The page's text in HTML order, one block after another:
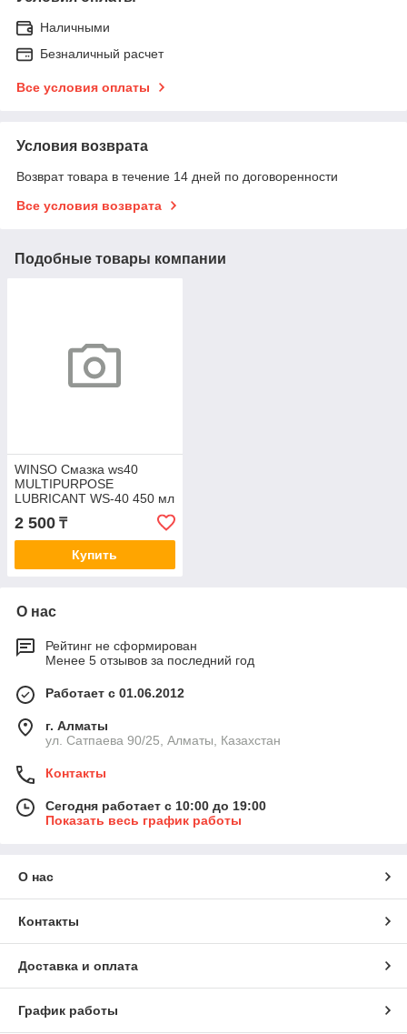
Наличными
Безналичный расчет
Все условия оплаты
Условия возврата
Возврат товара в течение 14 дней по договоренности
Все условия возврата
Подобные товары компании
WINSO Смазка ws40
MULTIPURPOSE
LUBRICANT WS-40 450 мл
2 500 ₸
Купить
О нас
Рейтинг не сформирован
Менее 5 отзывов за последний год
Работает с 01.06.2012
г. Алматы
ул. Сатпаева 90/25, Алматы, Казахстан
Контакты
Сегодня работает с 10:00 до 19:00
Показать весь график работы
О нас
Контакты
Доставка и оплата
График работы